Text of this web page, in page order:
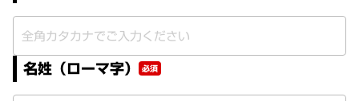
名姓（ローマ字） 必須